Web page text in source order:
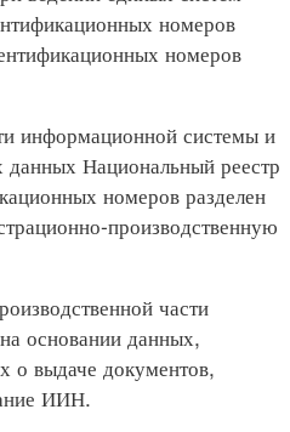
номеров
номеров
информационной системы и
данных Национальный реестр
номеров разделен
производственную
части
основании данных,
о выдаче документов,
ИИН.